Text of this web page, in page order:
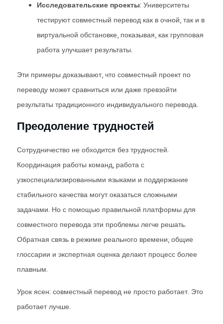
Исследовательские проекты: Университеты
тестируют совместный перевод как в очной, так и в
виртуальной обстановке, показывая, как групповая
работа улучшает результаты.
Эти примеры доказывают, что совместный проект по
переводу может сравниться или даже превзойти
результаты традиционного индивидуального перевода.
Преодоление трудностей
Сотрудничество не обходится без трудностей.
Координация работы команд, работа с
узкоспециализированными языками и поддержание
стабильного качества могут оказаться сложными
задачами. Но с помощью правильной платформы для
совместного перевода эти проблемы легче решать.
Обратная связь в режиме реального времени, общие
глоссарии и экспертная оценка делают процесс более
плавным.
Урок ясен: совместный перевод не просто работает. Это
работает лучше.